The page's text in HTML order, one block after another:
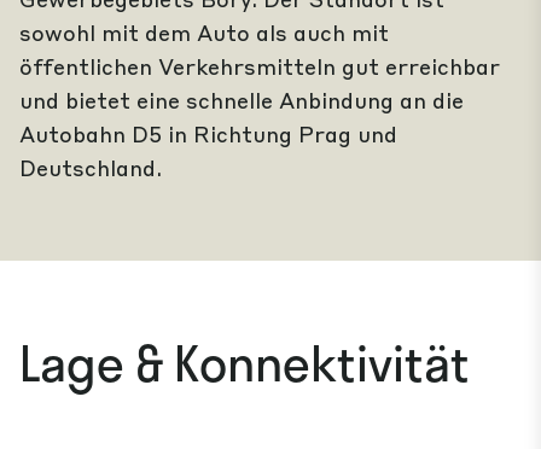
sowohl mit dem Auto als auch mit
öffentlichen Verkehrsmitteln gut erreichbar
und bietet eine schnelle Anbindung an die
Autobahn D5 in Richtung Prag und
Deutschland.
Lage & Konnektivität